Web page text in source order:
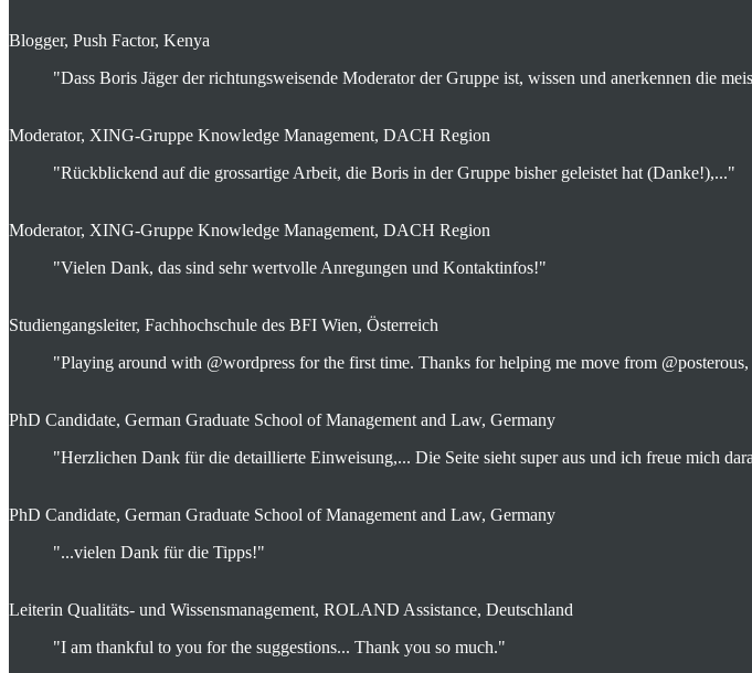
Blogger, Push Factor, Kenya
"Dass Boris Jäger der richtungsweisende Moderator der Gruppe ist, wissen und anerkennen die
Moderator, XING-Gruppe Knowledge Management, DACH Region
"Rückblickend auf die grossartige Arbeit, die Boris in der Gruppe bisher geleistet hat (Danke!),..."
Moderator, XING-Gruppe Knowledge Management, DACH Region
"Vielen Dank, das sind sehr wertvolle Anregungen und Kontaktinfos!"
Studiengangsleiter, Fachhochschule des BFI Wien, Österreich
"Playing around with @wordpress for the first time. Thanks for helping me move from
PhD Candidate, German Graduate School of Management and Law, Germany
"Herzlichen Dank für die detaillierte Einweisung,... Die Seite sieht super aus und ich freue mich
PhD Candidate, German Graduate School of Management and Law, Germany
"...vielen Dank für die Tipps!"
Leiterin Qualitäts- und Wissensmanagement, ROLAND Assistance, Deutschland
"I am thankful to you for the suggestions... Thank you so much."